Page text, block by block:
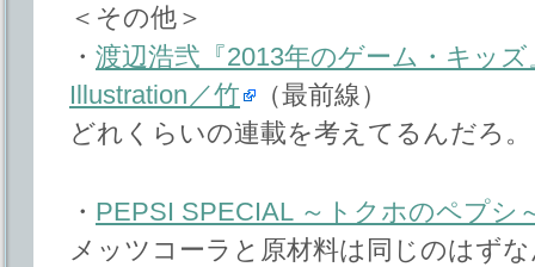
＜その他＞
・ 渡辺浩弐『2013年のゲーム・キッ
Illustration／竹
（最前線）
どれくらいの連載を考えてるんだろ。
・ PEPSI SPECIAL ～トクホのペプシ
メッツコーラと原材料は同じのはず